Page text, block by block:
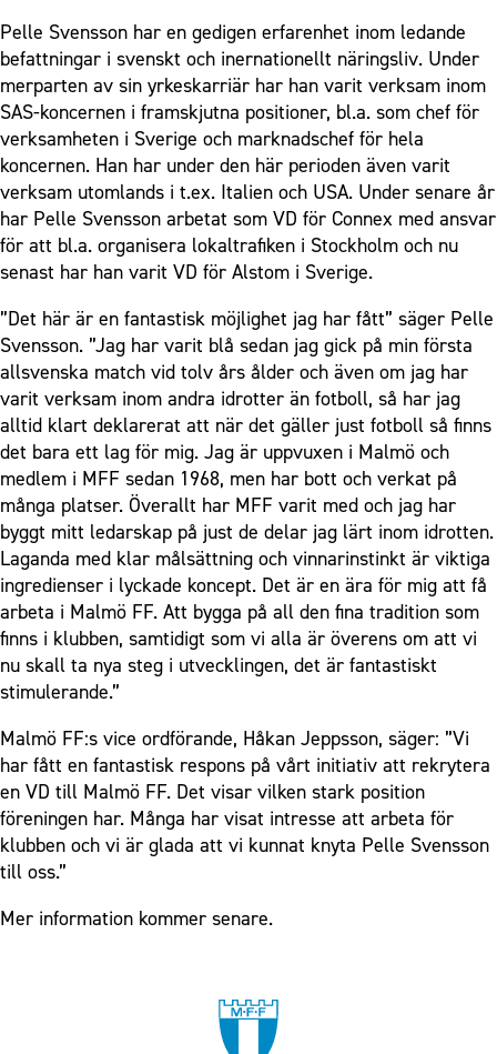
Pelle Svensson har en gedigen erfarenhet inom ledande
befattningar i svenskt och inernationellt näringsliv. Under
merparten av sin yrkeskarriär har han varit verksam inom
SAS-koncernen i framskjutna positioner, bl.a. som chef för
verksamheten i Sverige och marknadschef för hela
koncernen. Han har under den här perioden även varit
verksam utomlands i t.ex. Italien och USA. Under senare år
har Pelle Svensson arbetat som VD för Connex med ansvar
för att bl.a. organisera lokaltrafiken i Stockholm och nu
senast har han varit VD för Alstom i Sverige.
”Det här är en fantastisk möjlighet jag har fått” säger Pelle
Svensson. ”Jag har varit blå sedan jag gick på min första
allsvenska match vid tolv års ålder och även om jag har
varit verksam inom andra idrotter än fotboll, så har jag
alltid klart deklarerat att när det gäller just fotboll så finns
det bara ett lag för mig. Jag är uppvuxen i Malmö och
medlem i MFF sedan 1968, men har bott och verkat på
många platser. Överallt har MFF varit med och jag har
byggt mitt ledarskap på just de delar jag lärt inom idrotten.
Laganda med klar målsättning och vinnarinstinkt är viktiga
ingredienser i lyckade koncept. Det är en ära för mig att få
arbeta i Malmö FF. Att bygga på all den fina tradition som
finns i klubben, samtidigt som vi alla är överens om att vi
nu skall ta nya steg i utvecklingen, det är fantastiskt
stimulerande.”
Malmö FF:s vice ordförande, Håkan Jeppsson, säger: ”Vi
har fått en fantastisk respons på vårt initiativ att rekrytera
en VD till Malmö FF. Det visar vilken stark position
föreningen har. Många har visat intresse att arbeta för
klubben och vi är glada att vi kunnat knyta Pelle Svensson
till oss.”
Mer information kommer senare.